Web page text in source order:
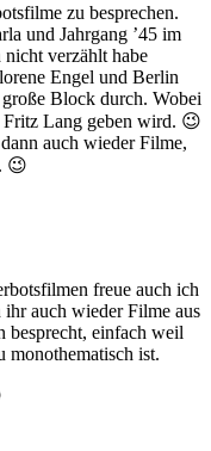
zu besprechen.
und Jahrgang ’45 im
verzählt habe
Engel und Berlin
Block durch. Wobei
Fritz Lang geben wird. 😉
auch wieder Filme,
😉
freue auch ich
auch wieder Filme aus
besprecht, einfach weil
monothematisch ist.